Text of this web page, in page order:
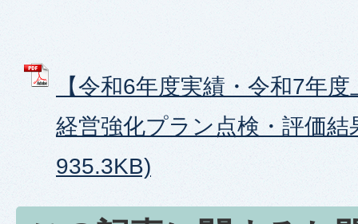
【令和6年度実績・令和7年
経営強化プラン点検・評価
935.3KB)